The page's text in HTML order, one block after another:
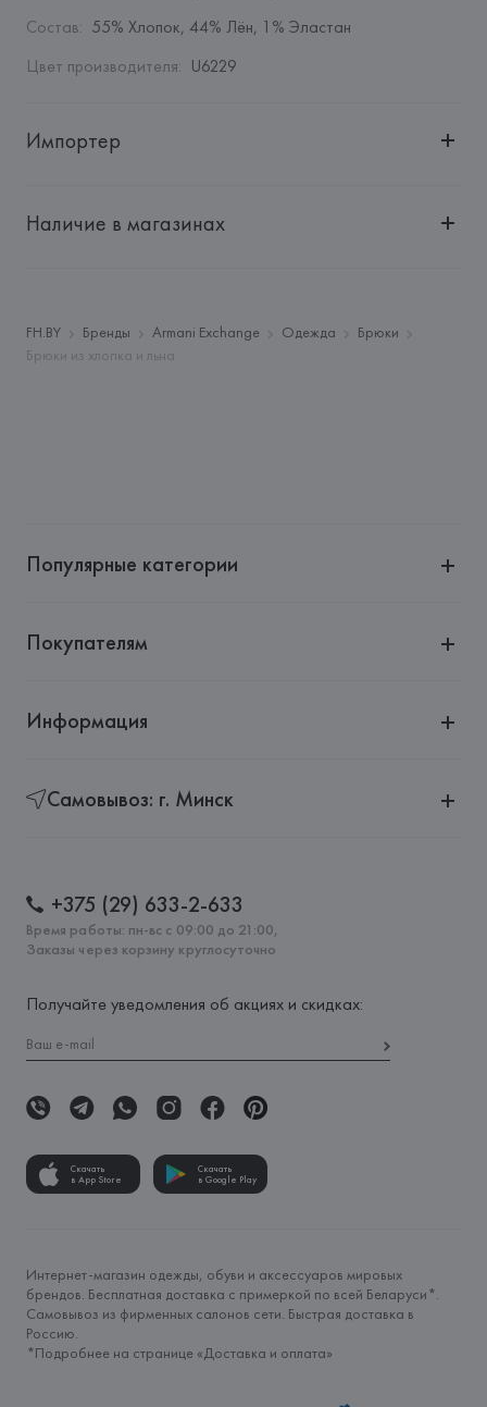
Состав: 55% Хлопок, 44% Лён, 1% Эластан
Цвет производителя: U6229
Импортер
"Авикойл Интернешнл"
Адрес:
ИТАЛИЯ, Giorgio Armani S.p.A - Via Borgonuovo 11,
20121 Milano,
Наличие в магазинах
FH.BY Бренды Armani Exchange Одежда
Брюки
Брюки из хлопка и льна
Популярные категории
Покупателям
Информация
Самовывоз: г. Минск
+375 (29) 633-2-633
Время работы: пн-вс с 09:00 до 21:00,
Заказы через корзину круглосуточно
Получайте уведомления об акциях и скидках:
Скачать
в App Store
Скачать
в Google Play
Интернет-магазин одежды, обуви и аксессуаров мировых
брендов. Бесплатная доставка с примеркой по всей Беларуси*.
Самовывоз из фирменных салонов сети. Быстрая доставка в
Россию.
*Подробнее на странице «Доставка и оплата»